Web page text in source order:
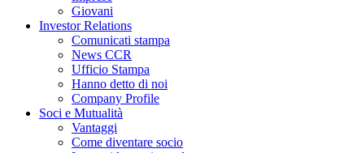
Giovani
Investor Relations
Comunicati stampa
News CCR
Ufficio Stampa
Hanno detto di noi
Company Profile
Soci e Mutualità
Vantaggi
Come diventare socio